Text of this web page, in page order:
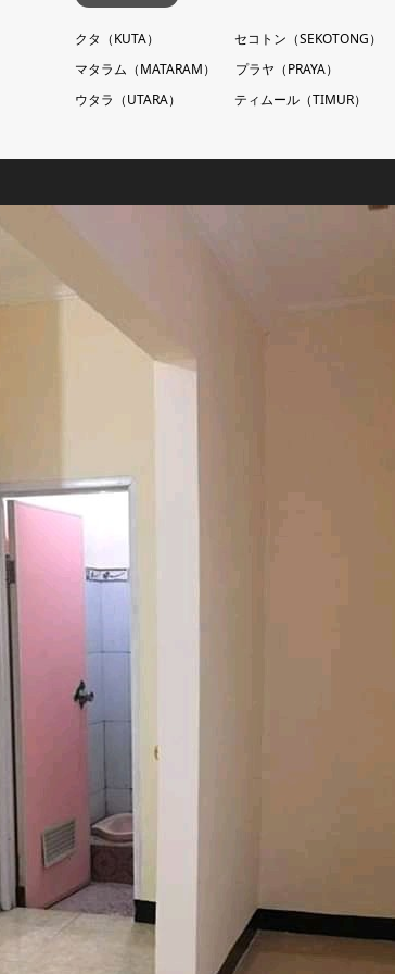
クタ（KUTA） セコトン（SEKOTONG）
マタラム（MATARAM）
プラヤ（PRAYA）
ウタラ（UTARA）
ティムール（TIMUR）